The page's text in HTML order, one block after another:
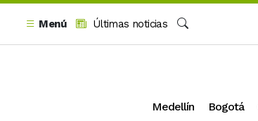
Menú
Últimas noticias
Medellín Bogotá